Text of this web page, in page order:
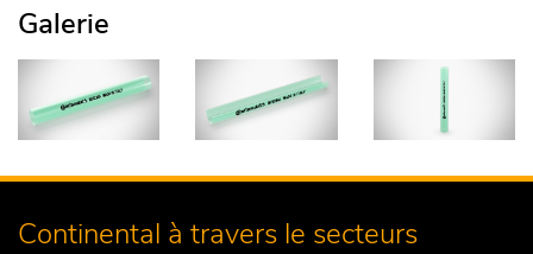
Galerie
Continental à travers le secteurs